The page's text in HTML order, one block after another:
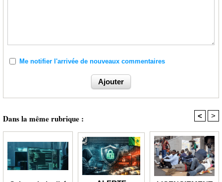
Me notifier l'arrivée de nouveaux commentaires
Dans la même rubrique : < >